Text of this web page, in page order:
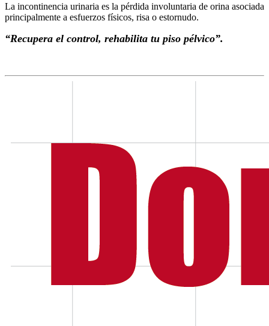
La incontinencia urinaria es la pérdida involuntaria de orina asociada
principalmente a esfuerzos físicos, risa o estornudo.
“Recupera el control, rehabilita tu piso pélvico”.